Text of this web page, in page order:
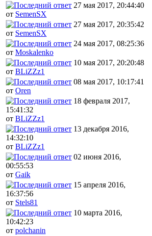
27 мая 2017, 20:44:40
от SemenSX
27 мая 2017, 20:35:42
от SemenSX
24 мая 2017, 08:25:36
от Moskalenko
10 мая 2017, 20:20:48
от BLiZZz1
08 мая 2017, 10:17:41
от Oren
18 февраля 2017,
15:41:32
от BLiZZz1
13 декабря 2016,
14:32:10
от BLiZZz1
02 июня 2016,
00:55:53
от Gaik
15 апреля 2016,
16:37:56
от Stels81
10 марта 2016,
10:42:23
от polchanin